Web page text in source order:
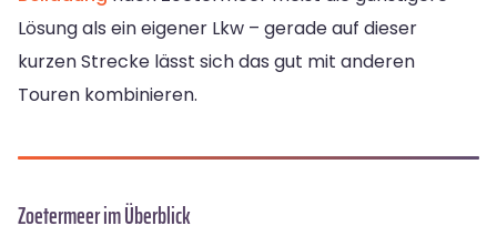
Lösung als ein eigener Lkw – gerade auf dieser
kurzen Strecke lässt sich das gut mit anderen
Touren kombinieren.
Zoetermeer im Überblick